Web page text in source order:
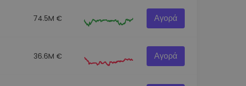
74.5M € Αγορά
36.6M € Αγορά